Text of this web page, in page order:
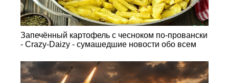
Запечённый картофель с чесноком по-провански
- Crazy-Daizy - сумашедшие новости обо всем